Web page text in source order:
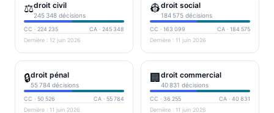
⚖️droit civil
245 348 décisions
CC · 224 235 CA · 245 348
Dernière : 12 juin 2026
👷droit social
184 575 décisions
CC · 163 099 CA · 184 575
Dernière : 11 juin 2026
🔒droit pénal
55 784 décisions
CC · 50 526 CA · 55 784
Dernière : 11 juin 2026
🏢 droit commercial
40 831 décisions
CC · 36 255 CA · 40 831
Dernière : 11 juin 2026